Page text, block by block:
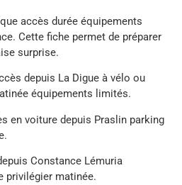
accès durée équipements
Cette fiche permet de préparer
surprise.
depuis La Digue à vélo ou
équipements limités.
en voiture depuis Praslin parking
Constance Lémuria
privilégier matinée.